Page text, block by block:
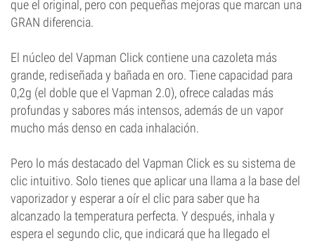
que el original, pero con pequeñas mejoras que marcan una
GRAN diferencia.
El núcleo del Vapman Click contiene una cazoleta más
grande, rediseñada y bañada en oro. Tiene capacidad para
0,2g (el doble que el Vapman 2.0), ofrece caladas más
profundas y sabores más intensos, además de un vapor
mucho más denso en cada inhalación.
Pero lo más destacado del Vapman Click es su sistema de
clic intuitivo. Solo tienes que aplicar una llama a la base del
vaporizador y esperar a oír el clic para saber que ha
alcanzado la temperatura perfecta. Y después, inhala y
espera el segundo clic, que indicará que ha llegado el